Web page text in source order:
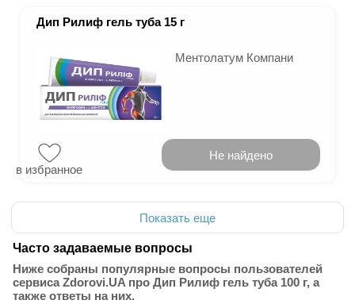
Дип Рилиф гель туба 15 г
Ментолатум Компани
в избранное
Не найдено
Показать еще
Часто задаваемые вопросы
Ниже собраны популярные вопросы пользователей
сервиса Zdorovi.UA про Дип Рилиф гель туба 100 г, а
также ответы на них.